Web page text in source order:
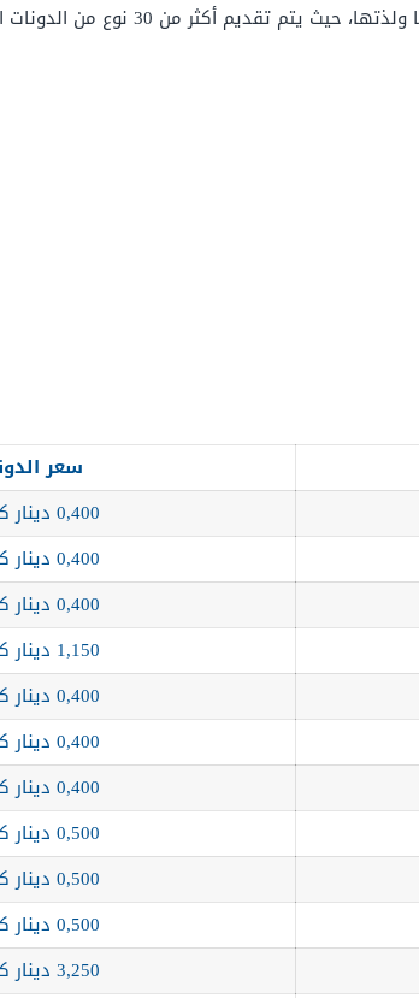
تتميز قائمة الحلوى المُقدمة من
سعر
0,400 دينار كويتي
0,400 دينار كويتي
0,400 دينار كويتي
1,150 دينار كويتي
0,400 دينار كويتي
0,400 دينار كويتي
0,400 دينار كويتي
0,500 دينار كويتي
0,500 دينار كويتي
0,500 دينار كويتي
3,250 دينار كويتي